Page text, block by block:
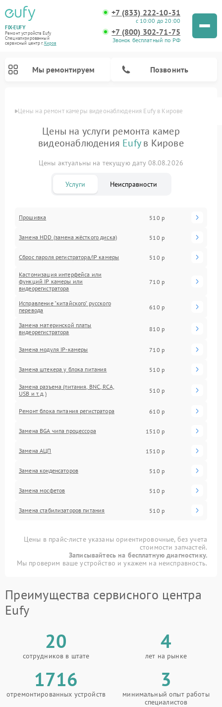
FIX-EUFY
Ремонт устройств Eufy
Специализированный
cервисный центр г.Киров
+7 (833) 222-10-31
с 10:00 до 20:00
+7 (800) 302-71-75
Звонок бесплатный по РФ
Мы ремонтируем Позвонить
Цены на ремонт камеры видеонаблюдения Eufy в Кирове
Цены на услуги ремонта камер
видеонаблюдения Eufyв Кирове
Цены актуальны на текущую дату 08.08.2026
Услуги Неисправности
Прошивка 510 р
Замена HDD (замена жёсткого диска) 510 р
Сброс пароля регистратора/IP камеры 510 р
Кастомизация интерфейса или
функций IP камеры или
видеорегистратора
710 р
Исправление "китайского" русского
перевода
610 р
Замена материнской платы
видеорегистратора
810 р
Замена модуля IP-камеры 710 р
Замена штекера у блока питания 510 р
Замена разъема (питания, BNC, RCA,
USB и т.д.)
510 р
Ремонт блока питания регистратора 610 р
Замена BGA чипа процессора 1510 р
Замена АЦП 1510 р
Замена конденсаторов 510 р
Замена мосфетов 510 р
Замена стабилизаторов питания 510 р
Цены в прайс-листе указаны ориентировочные, без учета
стоимости запчастей.
Записывайтесь на бесплатную диагностику.
Мы проверим ваше устройство и укажем на неисправность.
Преимущества сервисного центра
Eufy
20
сотрудников в штате
4
лет на рынке
1716
отремонтированных устройств
3
минимальный опыт работы
специалистов